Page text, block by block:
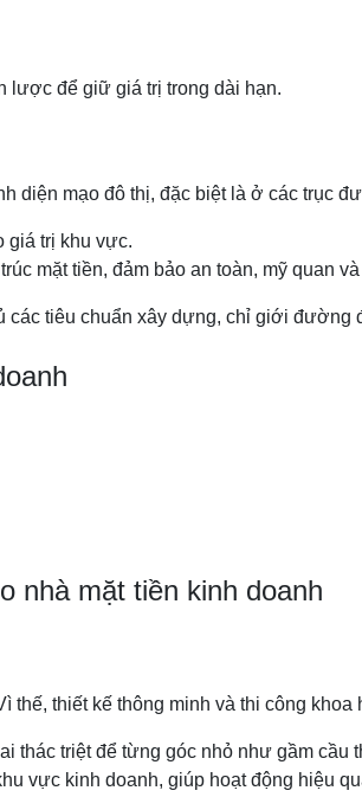
lược để giữ giá trị trong dài hạn.
diện mạo đô thị, đặc biệt là ở các trục
giá trị khu vực.
mặt tiền, đảm bảo an toàn, mỹ quan
các tiêu chuẩn xây dựng, chỉ giới
nhà mặt tiền kinh doanh
thế, thiết kế thông minh và thi công khoa
thác triệt để từng góc nhỏ như gầm cầu
vực kinh doanh, giúp hoạt động hiệu